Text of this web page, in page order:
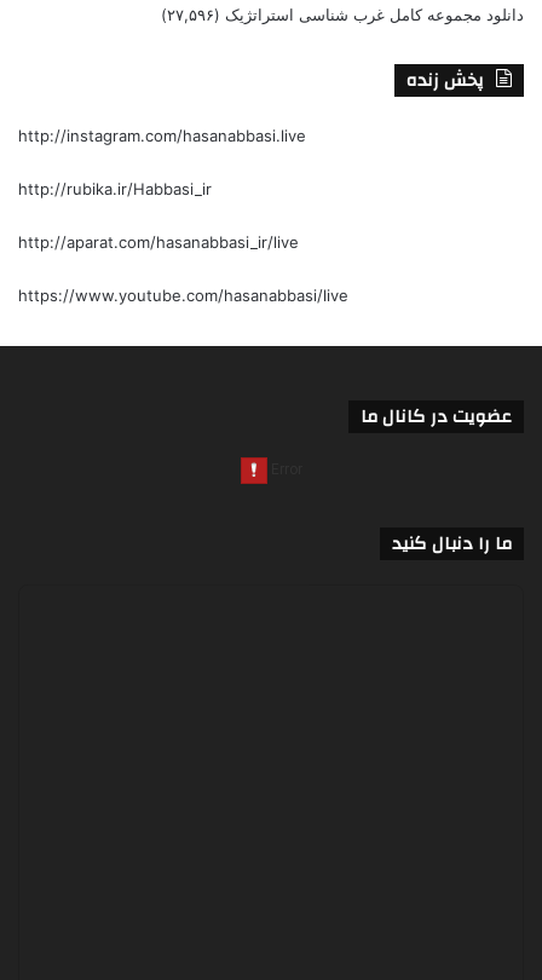
دانلود مجموعه کامل غرب شناسی استراتژیک (۲۷,۵۹۶)
پخش زنده
http://instagram.com/hasanabbasi.live
http://rubika.ir/Habbasi_ir
http://aparat.com/hasanabbasi_ir/live
https://www.youtube.com/hasanabbasi/live
عضویت در کانال ما
ما را دنبال کنید